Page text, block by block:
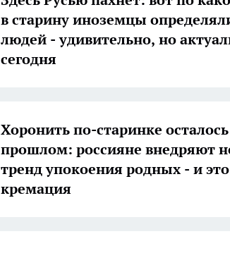
в старину иноземцы
людей - удивительно, но
сегодня
Хоронить по-старинке
прошлом: россияне внедряют
тренд упокоения родных - и
кремация